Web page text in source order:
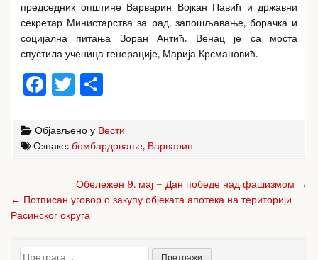
председник општине Варварин Војкан Павић и државни
секретар Министарства за рад, запошљавање, борачка и
социјална питања Зоран Антић. Венац је са моста
спустила ученица генерације, Марија Крсмановић.
F
c
e
o
o
k
T
it
te
r
ar
e
Објављено у Вести
Ознаке: бомбардовање, Варварин
Кретање
чланка
Обележен 9. мај – Дан победе над фашизмом →
← Потписан уговор о закупу објеката апотека на територији
Расинског округа
Претрага